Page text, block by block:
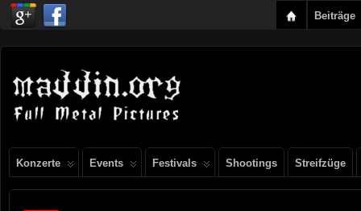
Beiträge
Konzerte Events Festivals Shootings Streifzüge